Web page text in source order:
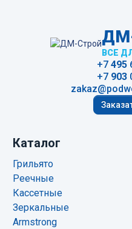
ВСЕ
+7495
+7903
Каталог
Грильято
Реечные
Кассетные
Зеркальные
Armstrong